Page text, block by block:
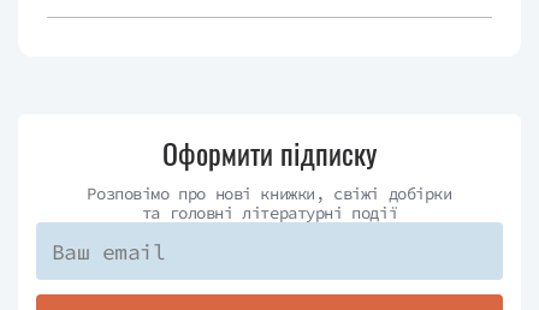
Оформити підписку
Розповімо про нові книжки, свіжі добірки
та головні літературні події